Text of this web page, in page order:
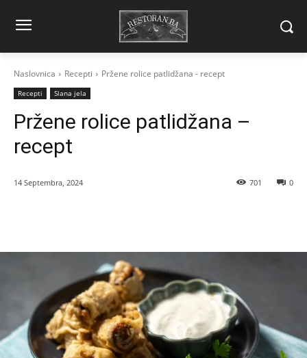
Naslovnica Recepti Pržene rolice patlidžana - recept
Recepti Slana jela
Pržene rolice patlidžana –
recept
14 Septembra, 2024 0
701